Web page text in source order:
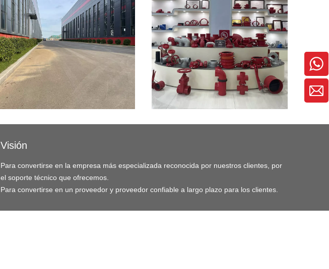
Visión
Para convertirse en la empresa más especializada reconocida por nuestros clientes, por
el soporte técnico que ofrecemos.
Para convertirse en un proveedor y proveedor confiable a largo plazo para los clientes.